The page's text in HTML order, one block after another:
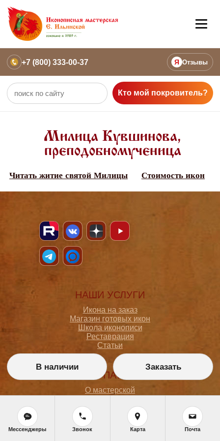
+7 (800) 333-00-37 Я Отзывы
Кто мой покровитель?
Милица Кувшинова,
преподобномученица
Читать житие святой Милицы Стоимость икон
НАШИ УСЛУГИ
Икона на заказ
Магазин готовых икон
Школа иконописи
Реставрация
Статьи
ПОКУПАТЕЛЮ
О мастерской
Доставка и оплата
Политика конфиденциальности
Согласие на обработку персональных данных
Политика обработки персональных данных
В наличии Заказать
Мессенджеры Звонок Карта Почта